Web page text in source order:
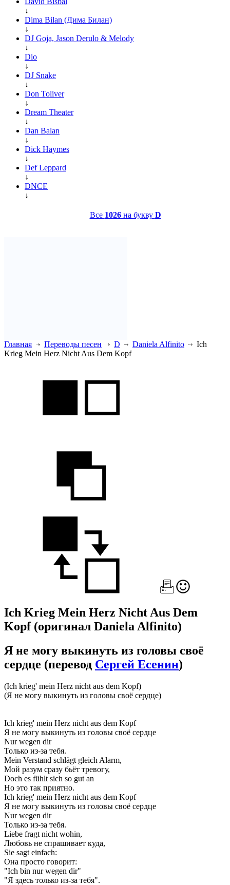
↓
Dima Bilan (Дима Билан)
↓
DJ Goja, Jason Derulo & Melody
↓
Dio
↓
DJ Snake
↓
Don Toliver
↓
Dream Theater
↓
Dan Balan
↓
Dick Haymes
↓
Def Leppard
↓
DNCE
↓
Все 1026на букву D
Главная Переводы песен D Daniela Alfinito
Ich
Krieg Mein Herz Nicht Aus Dem Kopf
Ich Krieg Mein Herz Nicht Aus Dem
Kopf (оригинал Daniela Alfinito)
Я не могу выкинуть из головы своё
сердце (перевод Сергей Есенин)
(Ich krieg' mein Herz nicht aus dem Kopf)
(Я не могу выкинуть из головы своё сердце)
Ich krieg' mein Herz nicht aus dem Kopf
Я не могу выкинуть из головы своё сердце
Nur wegen dir
Только из-за тебя.
Mein Verstand schlägt gleich Alarm,
Мой разум сразу бьёт тревогу,
Doch es fühlt sich so gut an
Но это так приятно.
Ich krieg' mein Herz nicht aus dem Kopf
Я не могу выкинуть из головы своё сердце
Nur wegen dir
Только из-за тебя.
Liebe fragt nicht wohin,
Любовь не спрашивает куда,
Sie sagt einfach:
Она просто говорит:
"Ich bin nur wegen dir"
"Я здесь только из-за тебя".